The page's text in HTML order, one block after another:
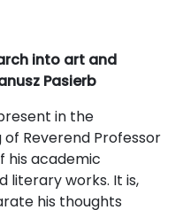
into art and
Pasierb
in the
Reverend Professor
his academic
literary works. It is,
his thoughts